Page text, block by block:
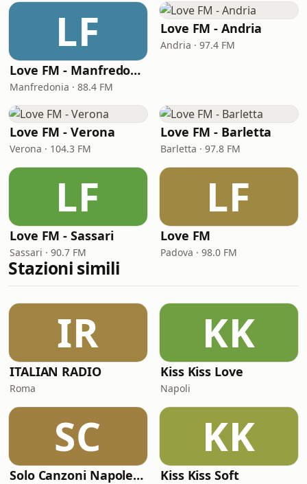
LF
Love FM - Manfredonia
Manfredonia · 88.4 FM
Love FM - Andria
Andria · 97.4 FM
Love FM - Verona
Verona · 104.3 FM
Love FM - Barletta
Barletta · 97.8 FM
LF
Love FM - Sassari
Sassari · 90.7 FM
LF
Love FM
Padova · 98.0 FM
Stazioni simili
IR
ITALIAN RADIO
Roma
KK
Kiss Kiss Love
Napoli
SC
Solo Canzoni Napoletane
KK
Kiss Kiss Soft